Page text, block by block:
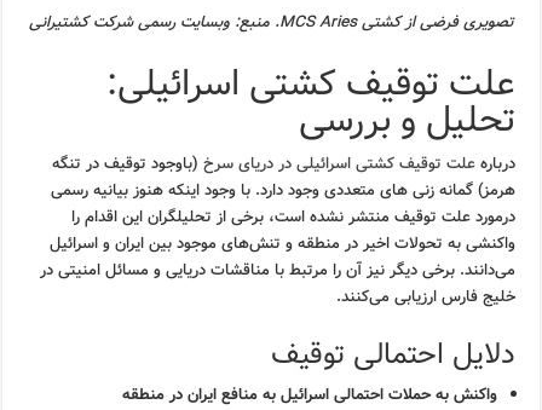
تصویری فرضی از کشتی MCS Aries. منبع: وبسایت رسمی شرکت کشتیرانی
علت توقیف کشتی اسرائیلی:
تحلیل و بررسی
دربارهعلت توقیف کشتی اسرائیلی در دریای سرخ (باوجود توقیف در تنگه
هرمز) گمانه زنی های متعددی وجود دارد. با وجود اینکه هنوز بیانیه رسمی
درمورد علت توقیف منتشر نشده است، برخی از تحلیلگران این اقدام را
واکنشی به تحولات اخیر در منطقه و تنش‌های موجود بین ایران و اسرائیل
می‌دانند. برخی دیگر نیز آن را مرتبط با مناقشات دریایی و مسائل امنیتی در
خلیج فارس ارزیابی می‌کنند.
دلایل احتمالی توقیف
واکنش به حملات احتمالی اسرائیل به منافع ایران در منطقه